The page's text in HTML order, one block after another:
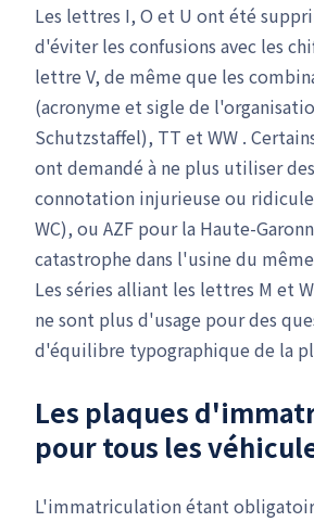
Les lettres I, O et U ont été
d'éviter les confusions avec les
lettre V, de même que les
(acronyme et sigle de
Schutzstaffel), TT et WW .
ont demandé à ne plus utiliser
connotation injurieuse ou ridicule
WC), ou AZF pour la Haute-
catastrophe dans l'usine du
Les séries alliant les lettres M et
ne sont plus d'usage pour des
d'équilibre typographique de la
Les plaques
pour tous les
L'immatriculation étant